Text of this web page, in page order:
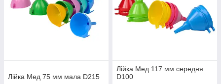
Лійка Мед 75 мм мала D215
Лійка Мед 117 мм середня
D100